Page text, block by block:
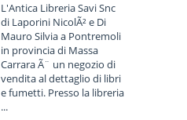
L'Antica Libreria Savi Snc
di Laporini NicolÃ² e Di
Mauro Silvia a Pontremoli
in provincia di Massa
Carrara Ã¨ un negozio di
vendita al dettaglio di libri
e fumetti. Presso la libreria
...